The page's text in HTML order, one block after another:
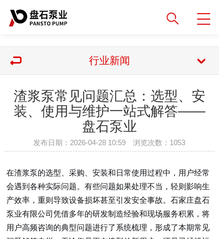
行业新闻
渣浆泵常见问题汇总：选型、安
装、使用与维护一站式解答——
盘石泵业
发布日期：2026-04-28 10:59 浏览次数： 1053
在渣浆泵的选型、采购、安装和日常使用过程中，用户经常
会遇到各种实际问题。有些问题如果处理不当，轻则影响生
产效率，重则导致设备损坏甚至引发安全事故。石家庄盘石
泵业有限公司凭借多年的研发制造经验和现场服务积累，将
用户高频咨询的典型问题进行了系统梳理，形成了本期常见